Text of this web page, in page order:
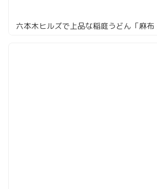
六本木ヒルズで上品な稲庭うどん「麻布